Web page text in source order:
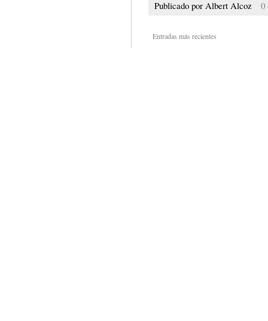
Publicado por Albert Alcoz 0
Entradas más recientes